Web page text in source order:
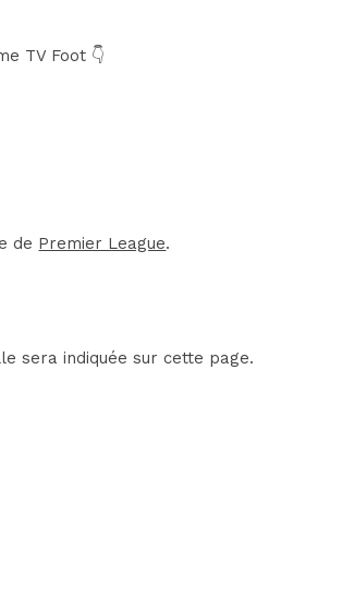
TV Foot 👇
de Premier League.
sera indiquée sur cette page.